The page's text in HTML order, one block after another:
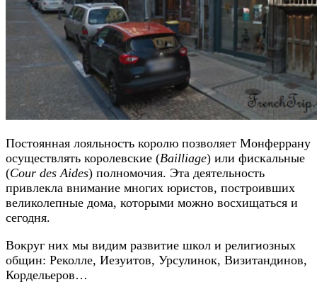
Постоянная лояльность королю позволяет Монферрану
осуществлять королевские (Bailliage) или фискальные
(Cour des Aides) полномочия. Эта деятельность
привлекла внимание многих юристов, построивших
великолепные дома, которыми можно восхищаться и
сегодня.
Вокруг них мы видим развитие школ и религиозных
общин: Реколле, Иезуитов, Урсулинок, Визитандинов,
Кордельеров…